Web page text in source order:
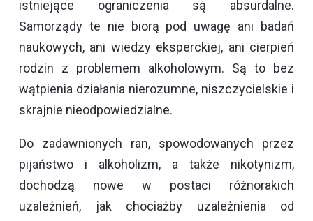
istniejące ograniczenia są absurdalne.
Samorządy te nie biorą pod uwagę ani badań
naukowych, ani wiedzy eksperckiej, ani cierpień
rodzin z problemem alkoholowym. Są to bez
wątpienia działania nierozumne, niszczycielskie i
skrajnie nieodpowiedzialne.
Do zadawnionych ran, spowodowanych przez
pijaństwo i alkoholizm, a także nikotynizm,
dochodzą nowe w postaci różnorakich
uzależnień, jak chociażby uzależnienia od